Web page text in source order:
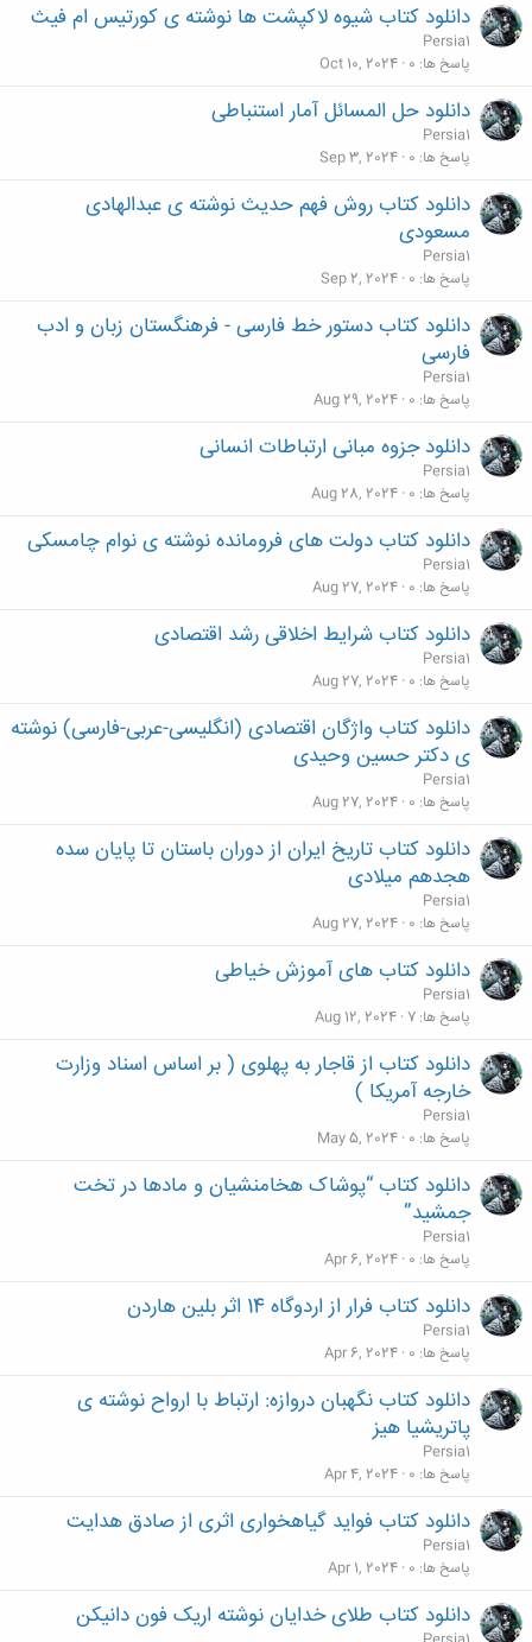
دانلود کتاب شیوه لاکپشت ها نوشته ی کورتیس ام فیث
Persia1
پاسخ ها 0
Oct 10, 2024
دانلود حل المسائل آمار استنباطی
Persia1
پاسخ ها 0
Sep 3, 2024
دانلود کتاب روش فهم حدیث نوشته ی عبدالهادی
مسعودی
Persia1
پاسخ ها 0
Sep 2, 2024
دانلود کتاب دستور خط فارسی - فرهنگستان زبان و ادب
فارسی
Persia1
پاسخ ها 0
Aug 29, 2024
دانلود جزوه مبانی ارتباطات انسانی
Persia1
پاسخ ها 0
Aug 28, 2024
دانلود کتاب دولت های فرومانده نوشته ی نوام چامسکی
Persia1
پاسخ ها 0
Aug 27, 2024
دانلود کتاب شرایط اخلاقی رشد اقتصادی
Persia1
پاسخ ها 0
Aug 27, 2024
دانلود کتاب واژگان اقتصادی (انگلیسی-عربی-فارسی) نوشته
ی دکتر حسین وحیدی
Persia1
پاسخ ها 0
Aug 27, 2024
دانلود کتاب تاریخ ایران از دوران باستان تا پایان سده
هجدهم میلادی
Persia1
پاسخ ها 0
Aug 27, 2024
دانلود کتاب های آموزش خیاطی
Persia1
پاسخ ها 7
Aug 12, 2024
دانلود کتاب از قاجار به پهلوی ( بر اساس اسناد وزارت
خارجه آمریکا )
Persia1
پاسخ ها 0
May 5, 2024
دانلود کتاب “پوشاک هخامنشیان و مادها در تخت‌
جمشید”
Persia1
پاسخ ها 0
Apr 6, 2024
دانلود کتاب فرار از اردوگاه 14 اثر بلین هاردن
Persia1
پاسخ ها 0
Apr 6, 2024
دانلود کتاب نگهبان دروازه: ارتباط با ارواح نوشته ی
پاتریشیا هیز
Persia1
پاسخ ها 0
Apr 4, 2024
دانلود کتاب فواید گیاهخواری اثری از صادق هدایت
Persia1
پاسخ ها 0
Apr 1, 2024
دانلود کتاب طلای خدایان نوشته اریک فون دانیکن